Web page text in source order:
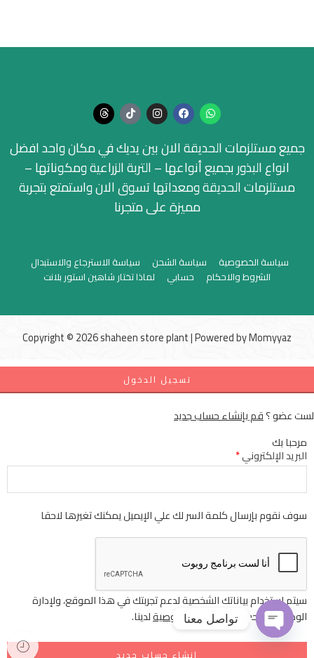
جميع مستلزمات الحديقة الان بين يديك في مكان واحد افضل
انواع البذور بجميع أنواعها – التربة الزراعية ومكوناتها –
مستلزمات الحديقة ومعداتها تسوق الان واستمتع بتجربة
مميزة على متجرنا
سياسة الخصوصية سياسة الشحن
سياسة الاسترجاع والاستبدال
الشروط والاحكام
حسابي لماذا تختار شاهين استور بلانت
Copyright © 2026 shaheen store plant | Powered byMomyyaz
تسجيل الدخول
لست عضو ؟قم بإنشاء حساب جديد
مرحبا بك
البريد الإلكتروني*
سوف نقوم بإرسال كلمة السر لك علي الإيميل يمكنك تغيرها لاحقا
سيتم استخدام بياناتك الشخصية لدعم تجربتك في هذا الموقع، ولإدارة
الوصول إلى حسابكسياسة الخصوصيةلدينا.
إنشاء حساب جديد
تواصل معنا